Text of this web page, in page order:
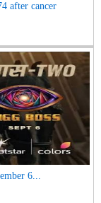
after cancer
6...